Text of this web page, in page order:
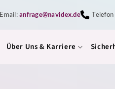
Email:anfrage@navidex.de
Über Uns & Karriere